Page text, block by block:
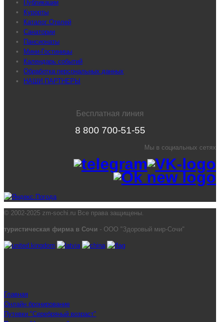
Публикации
Курорты
Каталог Отелей
Санатории
Пансионаты
Мини-Гостиницы
Календарь событий
Обработка персональных данных
НАШИ ПАРТНЕРЫ
Бесплатная линия
8 800 700-51-55
Мы в социальных сетях
© 2002-2025 zm-sochi.ru Все права защищены.
туристическая фирма в Сочи - ООО "Здоровый мир-Сочи"
Главная
Онлайн бронирование
Путевки "Серебряный возраст"